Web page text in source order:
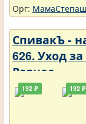
Орг:
СпивакЪ -
626. Уход
Разное
192 ₽ 192 ₽